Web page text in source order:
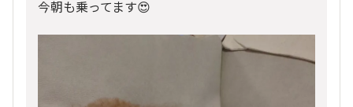
今朝も乗ってます😍